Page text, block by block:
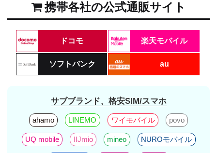
携帯各社の公式通販サイト
ドコモ 楽天モバイル
ソフトバンク au
サブブランド、格安SIM/スマホ
ahamo LINEMO ワイモバイル povo
UQ mobile IIJmio mineo NUROモバイル